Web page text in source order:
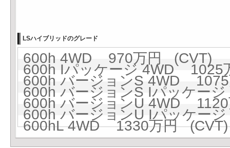
LSハイブリッドのグレード
600h 4WD 970万円 (CVT)
600h Iパッケージ 4WD 1025
600h バージョンS 4WD
600h バージョンS Iパッケー
600h バージョンU 4WD
600h バージョンU Iパッケー
600hL 4WD 1330万円 (CVT)